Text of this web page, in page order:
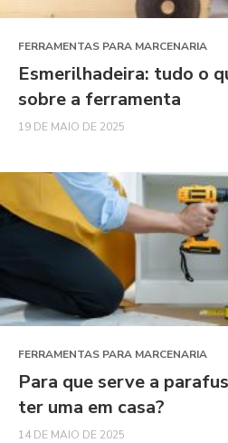
FERRAMENTAS PARA MARCENARIA
Esmerilhadeira: tudo o
sobre a ferramenta
19 DE MAIO DE 2025
FERRAMENTAS PARA MARCENARIA
Para que serve a
ter uma em casa?
14 DE MAIO DE 2025